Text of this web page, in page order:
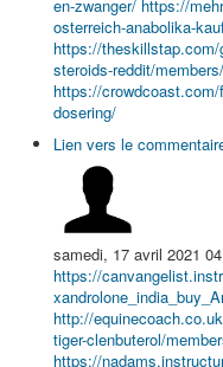
en-zwanger/ https://
osterreich-anabolika-
https://theskillstap.com/
steroids-reddit/
https://
dosering/
Lien vers le
samedi, 17 avril 2021
https://
http://
tiger-clenbuterol/
https://